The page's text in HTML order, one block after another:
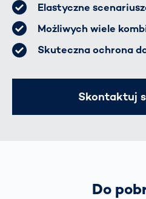
Elastyczne
Możliwych wiele
Skuteczna ochrona
Skontaktuj
Do